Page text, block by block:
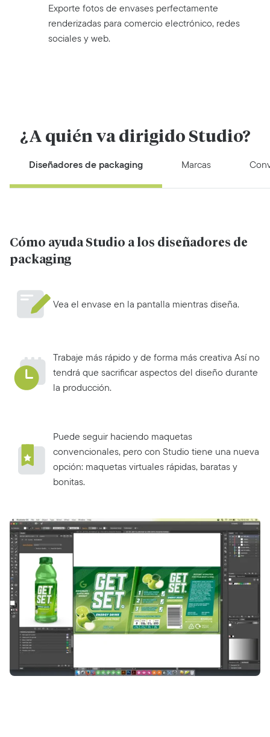
Exporte fotos de envases perfectamente
renderizadas para comercio electrónico, redes
sociales y web.
¿A quién va dirigido Studio?
Diseñadores de packaging Marcas
Cómo ayuda Studio a los diseñadores de
packaging
Vea el envase en la pantalla mientras diseña.
Trabaje más rápido y de forma más creativa Así no
tendrá que sacrificar aspectos del diseño durante
la producción.
Puede seguir haciendo maquetas
convencionales, pero con Studio tiene una nueva
opción: maquetas virtuales rápidas, baratas y
bonitas.